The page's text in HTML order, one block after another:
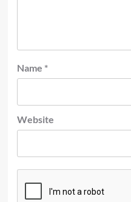
Name *
Website